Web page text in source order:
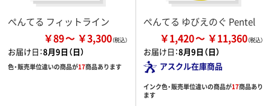
ぺんてる フィットライン
￥89 ￥3,300
お届け日：8月9日（日）
色・販売単位違いの商品が17商品あります
ぺんてる ゆびえのぐ Pentel
￥1,420 ￥11,360
お届け日：8月9日（日）
アスクル在庫商品
インク色・販売単位違いの商品が17商品あり
ます